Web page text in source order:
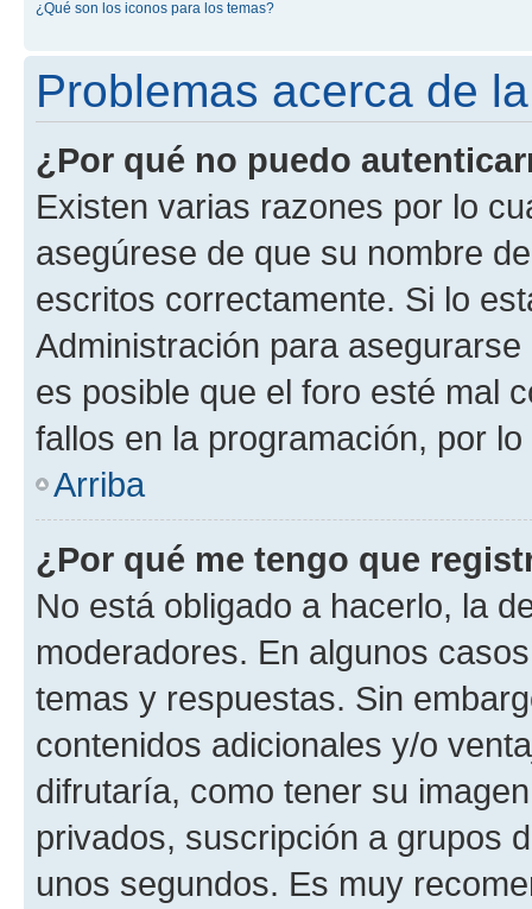
¿Qué son los iconos para los temas?
Problemas acerca de
¿Por qué no puedo
Existen varias razones por lo
asegúrese de que su nombre
escritos correctamente. Si lo
Administración para
es posible que el foro esté mal
fallos en la programación, por
Arriba
¿Por qué me tengo que
No está obligado a hacerlo, la
moderadores. En algunos
temas y respuestas. Sin
contenidos adicionales y/o
difrutaría, como tener su
privados, suscripción a grupos
unos segundos. Es muy